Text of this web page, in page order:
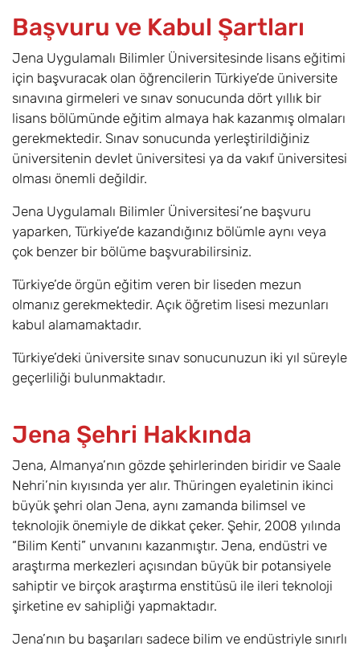
Başvuru ve Kabul Şartları
Jena Uygulamalı Bilimler Üniversitesinde lisans eğitimi
için başvuracak olan öğrencilerin Türkiye’de üniversite
sınavına girmeleri ve sınav sonucunda dört yıllık bir
lisans bölümünde eğitim almaya hak kazanmış olmaları
gerekmektedir. Sınav sonucunda yerleştirildiğiniz
üniversitenin devlet üniversitesi ya da vakıf üniversitesi
olması önemli değildir.
Jena Uygulamalı Bilimler Üniversitesi’ne başvuru
yaparken, Türkiye’de kazandığınız bölümle aynı veya
çok benzer bir bölüme başvurabilirsiniz.
Türkiye’de örgün eğitim veren bir liseden mezun
olmanız gerekmektedir. Açık öğretim lisesi mezunları
kabul alamamaktadır.
Türkiye’deki üniversite sınav sonucunuzun iki yıl süreyle
geçerliliği bulunmaktadır.
Jena Şehri Hakkında
Jena, Almanya’nın gözde şehirlerinden biridir ve Saale
Nehri’nin kıyısında yer alır. Thüringen eyaletinin ikinci
büyük şehri olan Jena, aynı zamanda bilimsel ve
teknolojik önemiyle de dikkat çeker. Şehir, 2008 yılında
“Bilim Kenti” unvanını kazanmıştır. Jena, endüstri ve
araştırma merkezleri açısından büyük bir potansiyele
sahiptir ve birçok araştırma enstitüsü ile ileri teknoloji
şirketine ev sahipliği yapmaktadır.
Jena’nın bu başarıları sadece bilim ve endüstriyle sınırlı